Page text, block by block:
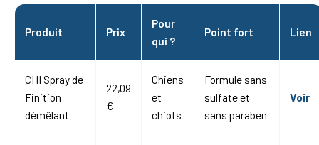
Produit Prix
Pour
qui ?
Point fort Lien
CHI Spray de
Finition
démêlant
22,09
€
Chiens
et
chiots
Formule sans
sulfate et
sans paraben
Voir